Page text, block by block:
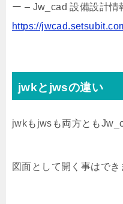
ー – Jw_cad 設備設計情
https://
jwkとjwsの違い
jwkもjwsも両方とも
図面として開く事はでき